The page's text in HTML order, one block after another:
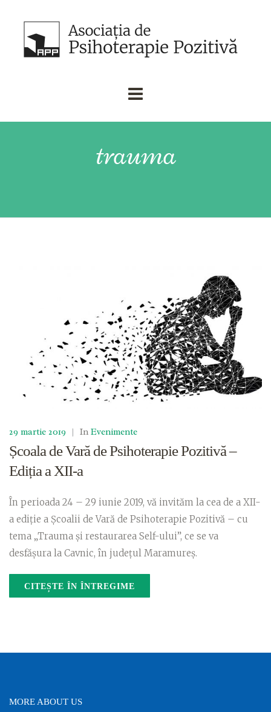
trauma
29 martie 2019 | In Evenimente
Școala de Vară de Psihoterapie Pozitivă –
Ediția a XII-a
În perioada 24 – 29 iunie 2019, vă invităm la cea de a XII-
a ediție a Școalii de Vară de Psihoterapie Pozitivă – cu
tema „Trauma și restaurarea Self-ului”, ce se va
desfășura la Cavnic, în județul Maramureș.
CITEȘTE ÎN ÎNTREGIME
MORE ABOUT US